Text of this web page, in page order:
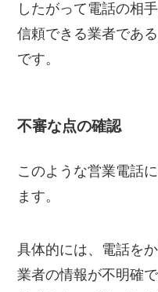
したがって電話の相
信頼できる業者であ
です。
不審な点の確認
このような営業電話
ます。
具体的には、電話を
業者の情報が不明確で